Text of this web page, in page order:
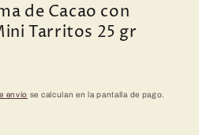
de Cacao con
Tarritos 25 gr
envío se calculan en la pantalla de pago.